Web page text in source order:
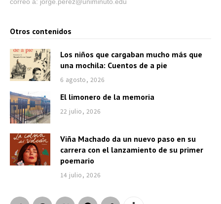
Otros contenidos
Los niños que cargaban mucho más que
una mochila: Cuentos de a pie
6 agosto, 2026
El limonero de la memoria
22 julio, 2026
Viña Machado da un nuevo paso en su
carrera con el lanzamiento de su primer
poemario
14 julio, 2026